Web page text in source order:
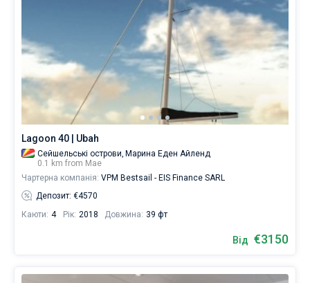
Lagoon 40 | Ubah
Сейшельські острови, Марина Еден Айленд
0.1 km from Мае
Чартерна компанія: VPM Bestsail - EIS Finance SARL
Депозит: €4570
Каюти: 4 Рік: 2018 Довжина: 39 фт
Від €3150